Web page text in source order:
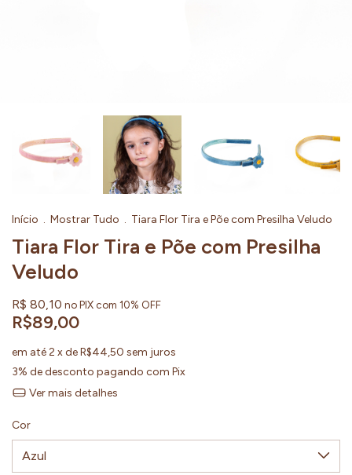
Início . Mostrar Tudo . Tiara Flor Tira e Põe com Presilha Veludo
Tiara Flor Tira e Põe com Presilha
Veludo
R$ 80,10 no PIX com 10% OFF
R$89,00
em até2 x deR$44,50 sem juros
3% de desconto pagando com Pix
Ver mais detalhes
Cor